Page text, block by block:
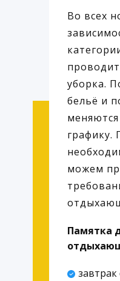
Во всех
уборка.
бельё и
графику.
можем
Памятка
завтрак